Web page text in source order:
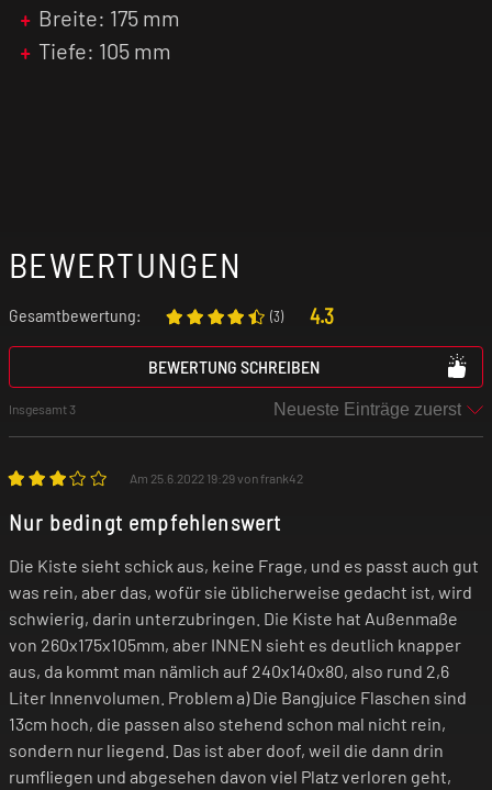
Breite: 175 mm
Tiefe: 105 mm
BEWERTUNGEN
Gesamtbewertung: (3) 4.3
BEWERTUNG SCHREIBEN
Insgesamt 3
Am 25.6.2022 19:29 von frank42
Nur bedingt empfehlenswert
Die Kiste sieht schick aus, keine Frage, und es passt auch gut
was rein, aber das, wofür sie üblicherweise gedacht ist, wird
schwierig, darin unterzubringen. Die Kiste hat Außenmaße
von 260x175x105mm, aber INNEN sieht es deutlich knapper
aus, da kommt man nämlich auf 240x140x80, also rund 2,6
Liter Innenvolumen. Problem a) Die Bangjuice Flaschen sind
13cm hoch, die passen also stehend schon mal nicht rein,
sondern nur liegend. Das ist aber doof, weil die dann drin
rumfliegen und abgesehen davon viel Platz verloren geht,